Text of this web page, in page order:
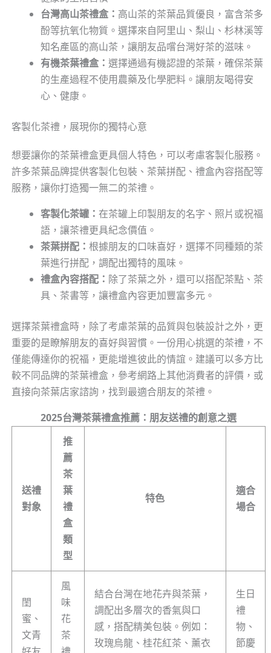
台灣高山茶禮盒： 高山茶的茶葉品質優良，富含茶多
酚等抗氧化物質。選擇來自阿里山、梨山、杉林溪等
知名產區的高山茶，讓朋友品嚐台灣好茶的滋味。
有機茶葉禮盒： 選擇通過有機認證的茶葉，確保茶葉
的生產過程不使用農藥及化學肥料。讓朋友喝得安
心、健康。
客製化茶禮，展現你的獨特心意
想要讓你的茶葉禮盒更具個人特色，可以考慮客製化服務。
許多茶葉品牌提供客製化包裝、茶葉拼配、禮盒內容搭配等
服務，讓你打造獨一無二的茶禮。
客製化茶罐： 在茶罐上印製朋友的名字、照片或祝福
語，讓茶禮更具紀念價值。
茶葉拼配： 根據朋友的口味喜好，選擇不同種類的茶
葉進行拼配，調配出獨特的風味。
禮盒內容搭配： 除了茶葉之外，還可以搭配茶點、茶
具、茶書等，讓禮盒內容更加豐富多元。
選擇茶葉禮盒時，除了考慮茶葉的品質與包裝設計之外，更
重要的是瞭解朋友的喜好與習慣。一份用心挑選的茶禮，不
僅能傳達你的祝福，更能增進彼此的情誼。建議可以多方比
較不同品牌的茶葉禮盒，參考網路上其他消費者的評價，或
直接向茶葉店家諮詢，找到最適合朋友的茶禮。
2025台灣茶葉禮盒推薦：朋友送禮的創意之選
送禮
對象
推
薦
茶
葉
禮
盒
類
型
特色
適合
場合
閨
蜜、
文青
風
味
花
茶
結合台灣在地花卉與茶葉，
調配出多層次的香氣與口
感，搭配精美包裝。例如：
玫瑰烏龍、桂花紅茶、薰衣
生日
禮
物、
節慶